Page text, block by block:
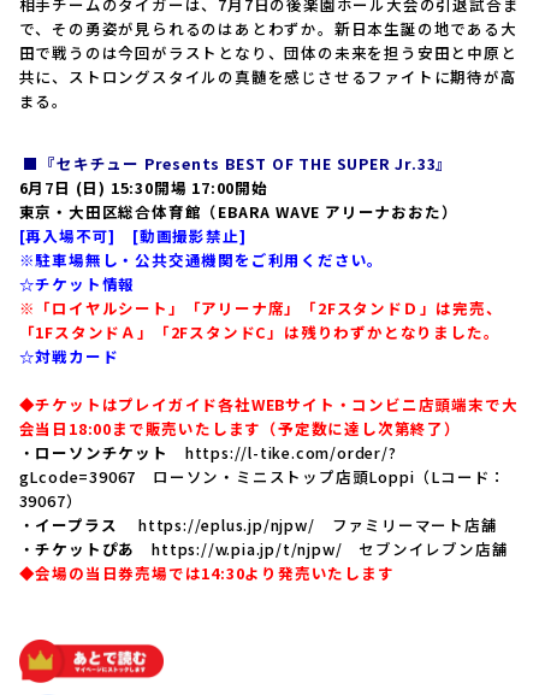
で、その勇姿が見られるのはあとわずか。新日本生誕の地である大
田で戦うのは今回がラストとなり、団体の未来を担う安田と中原と
共に、ストロングスタイルの真髄を感じさせるファイトに期待が高
まる。
■ 『セキチュー Presents BEST OF THE SUPER Jr.33』
6月7日 (日) 15:30開場 17:00開始
東京・大田区総合体育館（EBARA WAVE アリーナおおた）
[再入場不可] [動画撮影禁止]
※駐車場無し・公共交通機関をご利用ください。
☆チケット情報
※「ロイヤルシート」「アリーナ席」「2FスタンドＤ」は完売、
「1FスタンドＡ」「2FスタンドC」は残りわずかとなりました。
☆対戦カード
◆チケットはプレイガイド各社WEBサイト・コンビニ店頭端末で大
会当日18:00まで販売いたします（予定数に達し次第終了）
・ ローソンチケット
https://l-tike.com/order/?
gLcode=39067 ローソン・ミニストップ店頭Loppi（Lコード：
39067）
・ イープラス https://eplus.jp/njpw/ ファミリーマート店舗
・チケットぴあ https://w.pia.jp/t/njpw/ セブンイレブン店舗
◆会場の当日券売場では14:30より発売いたします